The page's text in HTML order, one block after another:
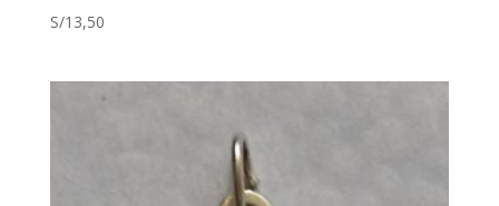
S/13,50